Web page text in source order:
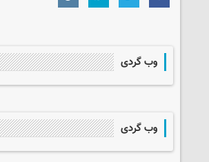
وب گردی
وب گردی